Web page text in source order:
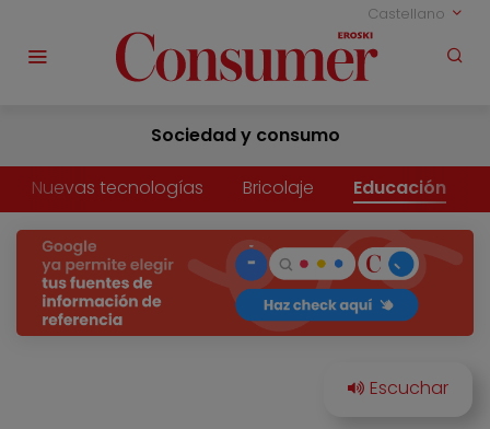
Castellano
Sociedad y consumo
Nuevas tecnologías Bricolaje Educación